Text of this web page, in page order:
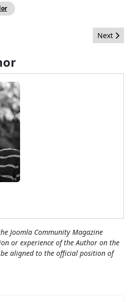
una plantilla front-end paraNext
Next
Joomla Community Magazine
or experience of the Author on the
aligned to the official position of